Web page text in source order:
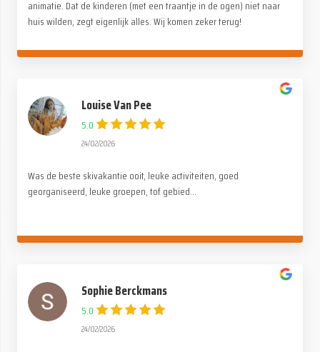
animatie. Dat de kinderen (met een traantje in de ogen) niet naar
huis wilden, zegt eigenlijk alles. Wij komen zeker terug!
Louise Van Pee
5.0
24/02/2026
Was de beste skivakantie ooit, leuke activiteiten, goed
georganiseerd, leuke groepen, tof gebied...
Sophie Berckmans
5.0
24/02/2026